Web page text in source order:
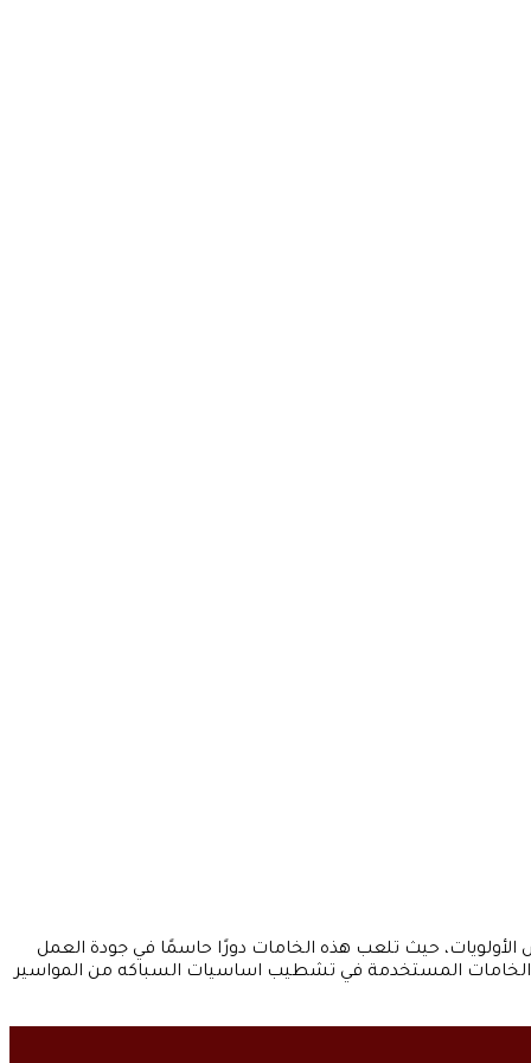
حيث تلعب هذه الخامات دورًا حاسمًا في جودة العمل
الخامات المستخدمة في تشطيب اساسيات السباكه من المواسير